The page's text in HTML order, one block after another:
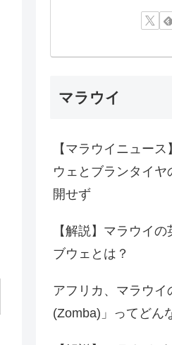
マラウイ
【マラウイニュー
ウェとブランタイ
開せず
【解説】マラウイ
ブウェとは？
アフリカ、マラウ
(Zomba)」ってどん